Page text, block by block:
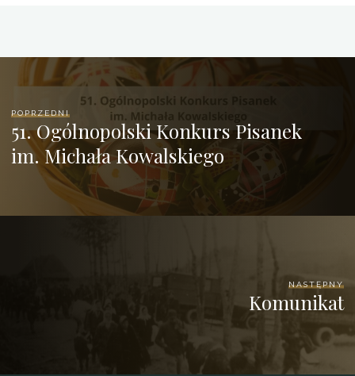
POPRZEDNI
51. Ogólnopolski Konkurs Pisanek
im. Michała Kowalskiego
NASTĘPNY
Komunikat